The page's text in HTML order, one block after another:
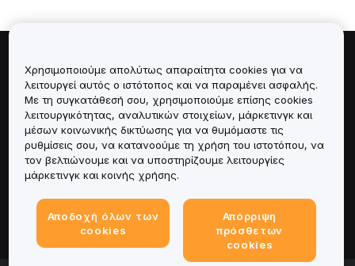
Πληροφορίες για
Υπηρεσίες
Υποστήριξη
Προϊόντα
Νομικά
Χρησιμοποιούμε απολύτως απαραίτητα cookies για να
λειτουργεί αυτός ο ιστότοπος και να παραμένει ασφαλής.
Με τη συγκατάθεσή σου, χρησιμοποιούμε επίσης cookies
λειτουργικότητας, αναλυτικών στοιχείων, μάρκετινγκ και
μέσων κοινωνικής δικτύωσης για να θυμόμαστε τις
ρυθμίσεις σου, να κατανοούμε τη χρήση του ιστοτόπου, να
τον βελτιώνουμε και να υποστηρίζουμε λειτουργίες
μάρκετινγκ και κοινής χρήσης.
Αποδοχή όλων των
cookies
Απόρριψη
πρόσθετων
cookies